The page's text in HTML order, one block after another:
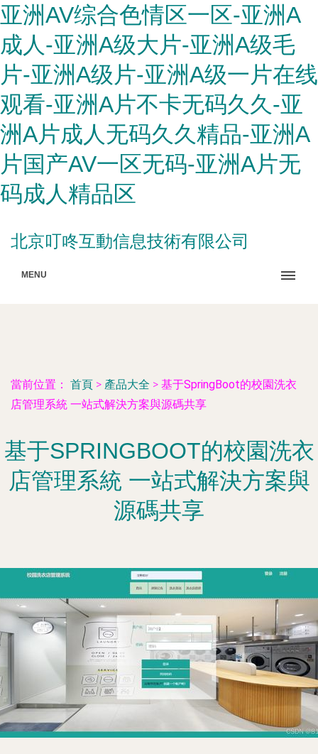
亚洲AV综合色情区一区-亚洲A
成人-亚洲A级大片-亚洲A级毛
片-亚洲A级片-亚洲A级一片在线
观看-亚洲A片不卡无码久久-亚
洲A片成人无码久久精品-亚洲A
片国产AV一区无码-亚洲A片无
码成人精品区
北京叮咚互動信息技術有限公司
MENU
當前位置： 首頁 > 產品大全 > 基于SpringBoot的校園洗衣
店管理系統 一站式解決方案與源碼共享
基于SPRINGBOOT的校園洗衣
店管理系統 一站式解決方案與
源碼共享